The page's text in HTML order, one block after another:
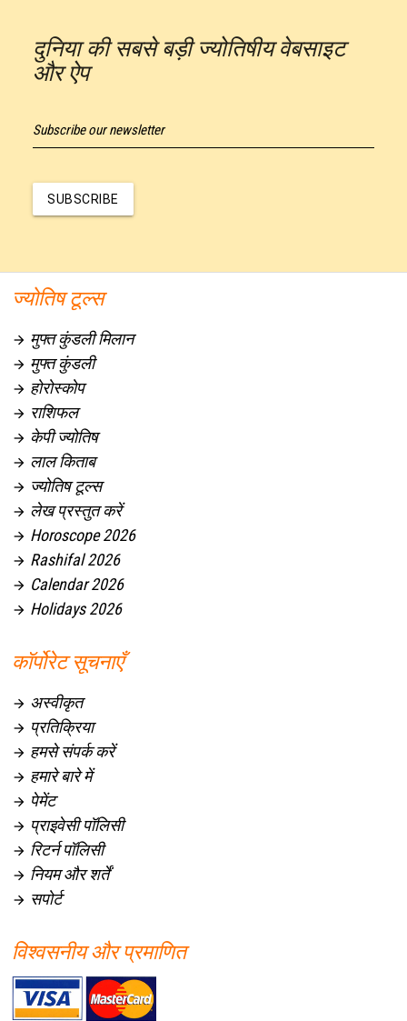
दुनिया की सबसे बड़ी ज्योतिषीय वेबसाइट
और ऐप
Subscribe our newsletter
SUBSCRIBE
ज्योतिष टूल्स
 मुफ्त कुंडली मिलान
 मुफ्त कुंडली
 होरोस्कोप
 राशिफल
 केपी ज्योतिष
 लाल किताब
 ज्योतिष टूल्स
 लेख प्रस्तुत करें
 Horoscope 2026
 Rashifal 2026
 Calendar 2026
 Holidays 2026
कॉर्पोरेट सूचनाएँ
 अस्वीकृत
 प्रतिक्रिया
 हमसे संपर्क करें
 हमारे बारे में
 पेमेंट
 प्राइवेसी पॉलिसी
 रिटर्न पॉलिसी
 नियम और शर्तें
 सपोर्ट
विश्वसनीय और प्रमाणित